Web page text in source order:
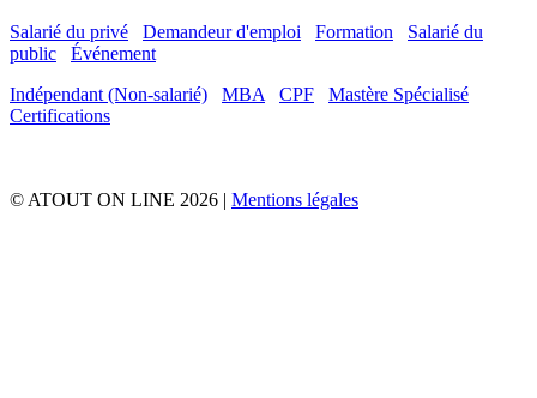
Salarié du privé Demandeur d'emploi Formation
Salarié du
public
Événement
Indépendant (Non-salarié)
MBA CPF
Mastère Spécialisé
Certifications
© ATOUT ON LINE 2026 | Mentions légales